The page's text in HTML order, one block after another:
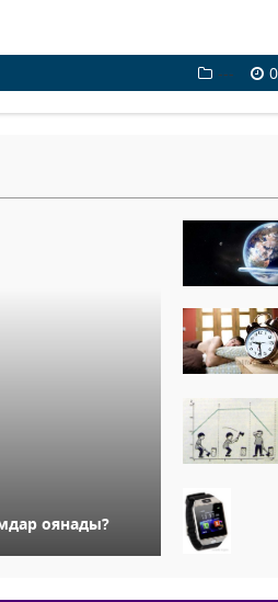
---
оянады?